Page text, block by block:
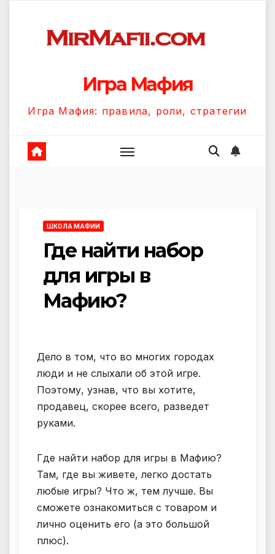
содержанию
Игра Мафия
Игра Мафия: правила, роли, стратегии
ШКОЛА МАФИИ
Где найти набор
для игры в
Мафию?
Дело в том, что во многих городах
люди и не слыхали об этой игре.
Поэтому, узнав, что вы хотите,
продавец, скорее всего, разведет
руками.
Где найти набор для игры в Мафию?
Там, где вы живете, легко достать
любые игры? Что ж, тем лучше. Вы
сможете ознакомиться с товаром и
лично оценить его (а это большой
плюс).